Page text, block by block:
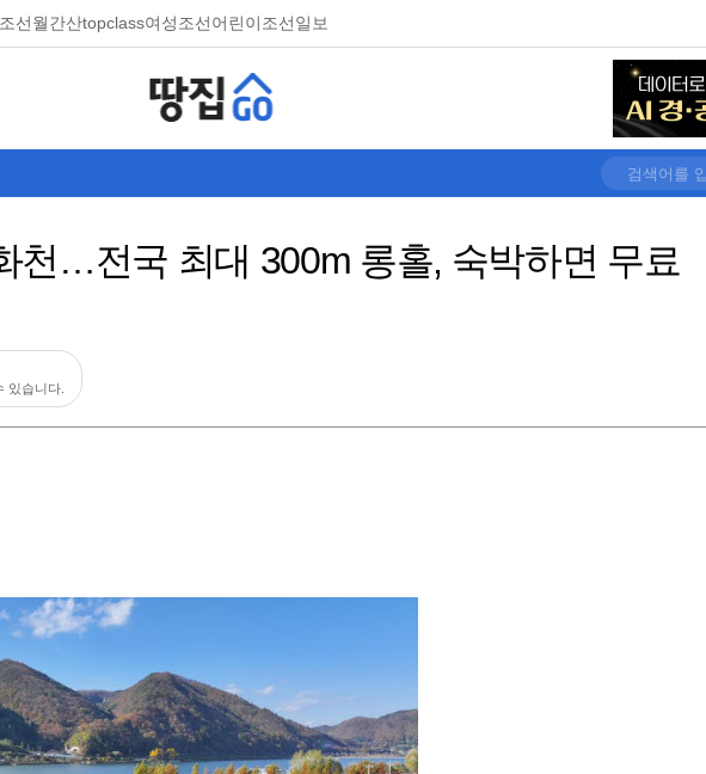
선월간산topclass여성조선어린이조선일보
천…전국 최대 300m 롱홀, 숙박하면 무료
있습니다.